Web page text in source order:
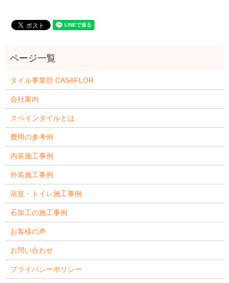
タイル事業部 CASAFLOR
会社案内
スペインタイルとは
費用の参考例
内装施工事例
外装施工事例
浴室・トイレ施工事例
石加工の施工事例
お客様の声
お問い合わせ
プライバシーポリシー